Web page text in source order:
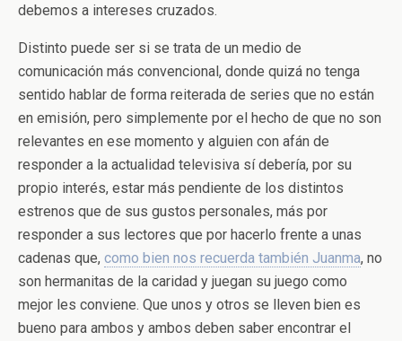
debemos a intereses cruzados.
Distinto puede ser si se trata de un medio de
comunicación más convencional, donde quizá no tenga
sentido hablar de forma reiterada de series que no están
en emisión, pero simplemente por el hecho de que no son
relevantes en ese momento y alguien con afán de
responder a la actualidad televisiva sí debería, por su
propio interés, estar más pendiente de los distintos
estrenos que de sus gustos personales, más por
responder a sus lectores que por hacerlo frente a unas
cadenas que, como bien nos recuerda también Juanma, no
son hermanitas de la caridad y juegan su juego como
mejor les conviene. Que unos y otros se lleven bien es
bueno para ambos y ambos deben saber encontrar el